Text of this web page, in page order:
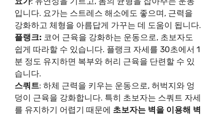
입니다. 요가는 스트레스 해소에도 좋으며, 근력을
강화하고 체형을 아름답게 가꾸는 데 도움이 됩니다.
플랭크: 코어 근육을 강화하는 운동으로, 초보자도
쉽게 따라할 수 있습니다. 플랭크 자세를 30초에서 1
분 정도 유지하면 복부와 허리 근육을 단련할 수 있
습니다.
스쿼트: 하체 근력을 키우는 운동으로, 허벅지와 엉
덩이 근육을 강화합니다. 특히 초보자는 스쿼트 자세
를 유지하기 어렵기 때문에 초보자는 벽을 이용해 벽